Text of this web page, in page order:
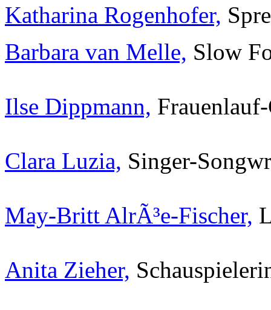
Katharina Rogenhofer,
Barbara van Melle, Slow
Ilse Dippmann,
Clara Luzia, Singer-
May-Britt AlrÃ³e-Fischer,
Anita Zieher,